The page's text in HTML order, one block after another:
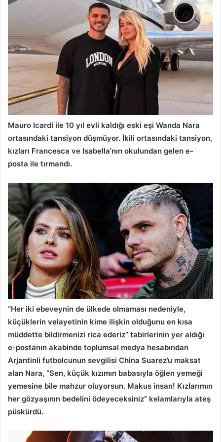
Mauro Icardi ile 10 yıl evli kaldığı eski eşi Wanda Nara
ortasındaki tansiyon düşmüyor. İkili ortasındaki tansiyon,
kızları Francesca ve Isabella’nın okulundan gelen e-
posta ile tırmandı.
“Her iki ebeveynin de ülkede olmaması nedeniyle,
küçüklerin velayetinin kime ilişkin olduğunu en kısa
müddette bildirmenizi rica ederiz” tabirlerinin yer aldığı
e-postanın akabinde toplumsal medya hesabından
Arjantinli futbolcunun sevgilisi China Suarez’u maksat
alan Nara, “Sen, küçük kızımın babasıyla öğlen yemeği
yemesine bile mahzur oluyorsun. Makus insan! Kızlarımın
her gözyaşının bedelini ödeyeceksiniz” kelamlarıyla ateş
püskürdü.